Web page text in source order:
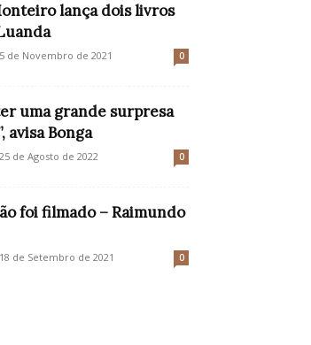
lança dois livros
5 de Novembro de 2021 0
uma grande surpresa
avisa Bonga
25 de Agosto de 2022 0
foi filmado – Raimundo
18 de Setembro de 2021 0